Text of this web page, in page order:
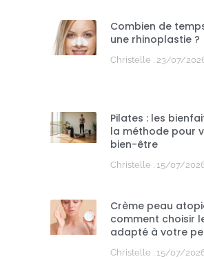
Combien de
une rhinoplastie ?
Christelle 23/07/
Pilates : les
la méthode pour
bien-être
Christelle 15/07/
Crème peau
comment choisir
adapté à votre
Christelle 15/07/